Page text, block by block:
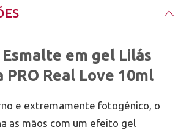
procedimento indicado pelo seu
adequada e/ou soak-off),
Esmalte em gel Lilás
PRO Real Love 10ml
e extremamente fotogênico, o
as mãos com um efeito gel